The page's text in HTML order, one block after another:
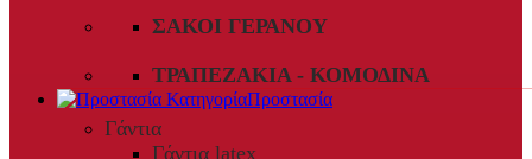
ΣΆΚΟΙ ΓΕΡΑΝΟΎ
ΤΡΑΠΕΖΆΚΙΑ - ΚΟΜΟΔΊΝΑ
Προστασία
Γάντια
Γάντια latex